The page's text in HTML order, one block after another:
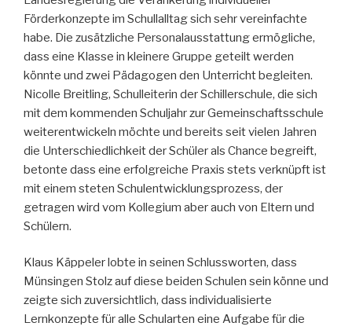
Förderkonzepte im Schullalltag sich sehr vereinfachte
habe. Die zusätzliche Personalausstattung ermögliche,
dass eine Klasse in kleinere Gruppe geteilt werden
könnte und zwei Pädagogen den Unterricht begleiten.
Nicolle Breitling, Schulleiterin der Schillerschule, die sich
mit dem kommenden Schuljahr zur Gemeinschaftsschule
weiterentwickeln möchte und bereits seit vielen Jahren
die Unterschiedlichkeit der Schüler als Chance begreift,
betonte dass eine erfolgreiche Praxis stets verknüpft ist
mit einem steten Schulentwicklungsprozess, der
getragen wird vom Kollegium aber auch von Eltern und
Schülern.
Klaus Käppeler lobte in seinen Schlussworten, dass
Münsingen Stolz auf diese beiden Schulen sein könne und
zeigte sich zuversichtlich, dass individualisierte
Lernkonzepte für alle Schularten eine Aufgabe für die